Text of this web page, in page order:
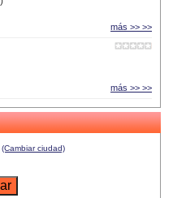
más >> >>
más >> >>
(Cambiar ciudad)